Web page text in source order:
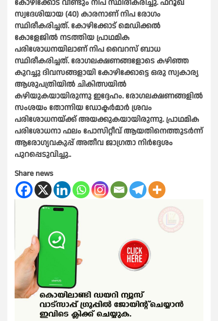
കോഴിക്കോട് വീണ്ടും നിപ സ്ഥിരീകരിച്ചു. ഫറൂഖ്
സ്വദേശിയായ (40) കാരനാണ് നിപ രോഗം
സ്ഥിരീകരിച്ചത്. കോഴിക്കോട് മെഡിക്കൽ
കോളേജിൽ നടത്തിയ പ്രാഥമിക
പരിശോധനയിലാണ് നിപ വൈറസ് ബാധ
സ്ഥിരീകരിച്ചത്. രോഗലക്ഷണങ്ങളോടെ കഴിഞ്ഞ
കുറച്ചു ദിവസങ്ങളായി കോഴിക്കോട്ടെ ഒരു സ്വകാര്യ
ആശുപത്രിയിൽ ചികിത്സയിൽ
കഴിയുകയായിരുന്നു ഇദ്ദേഹം. രോഗലക്ഷണങ്ങളിൽ
സംശയം തോന്നിയ ഡോക്ടർമാർ ശ്രവം
പരിശോധനയ്ക്ക് അയക്കുകയായിരുന്നു. പ്രാഥമിക
പരിശോധനാ ഫലം പോസിറ്റീവ് ആയതിനെത്തുടർന്ന്
ആരോഗ്യവകുപ്പ് അതീവ ജാഗ്രതാ നിർദ്ദേശം
പുറപ്പെടുവിച്ചു..
Share news